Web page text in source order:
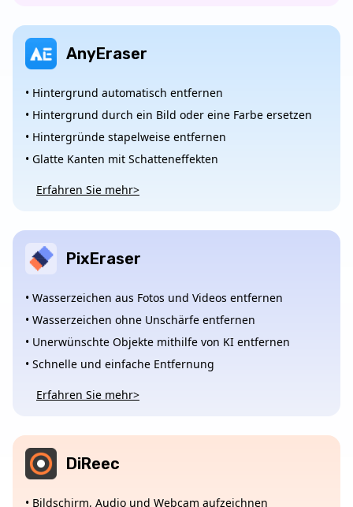
AnyEraser
• Hintergrund automatisch entfernen
• Hintergrund durch ein Bild oder eine Farbe ersetzen
• Hintergründe stapelweise entfernen
• Glatte Kanten mit Schatteneffekten
Erfahren Sie mehr>
PixEraser
• Wasserzeichen aus Fotos und Videos entfernen
• Wasserzeichen ohne Unschärfe entfernen
• Unerwünschte Objekte mithilfe von KI entfernen
• Schnelle und einfache Entfernung
Erfahren Sie mehr>
DiReec
• Bildschirm, Audio und Webcam aufzeichnen